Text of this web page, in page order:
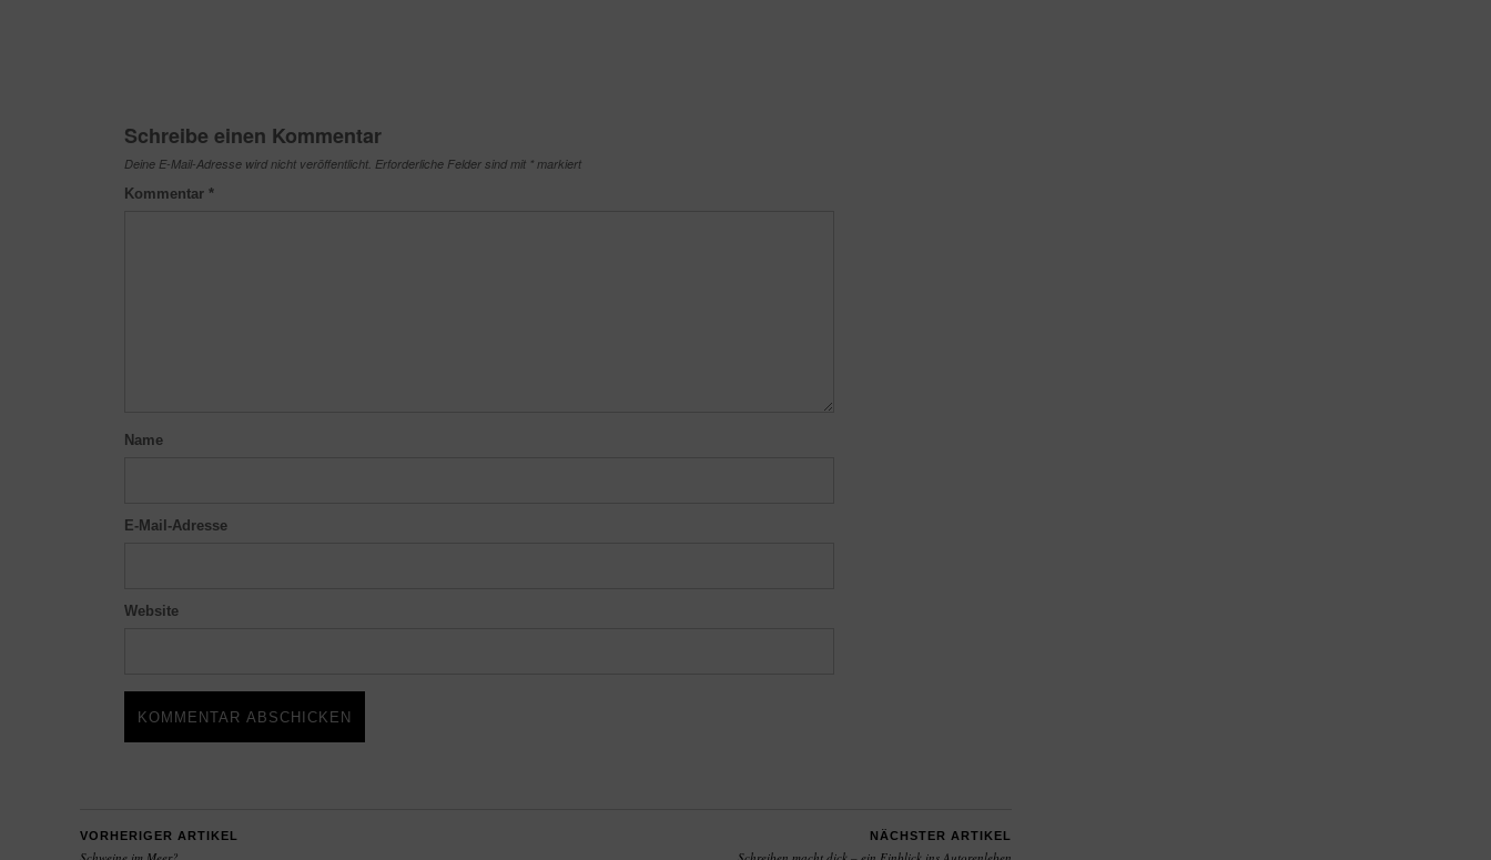
Schreibe einen Kommentar
Deine E-Mail-Adresse wird nicht veröffentlicht. Erforderliche Felder sind mit * markiert
Kommentar *
Name
E-Mail-Adresse
Website
VORHERIGER ARTIKEL NÄCHSTER ARTIKEL